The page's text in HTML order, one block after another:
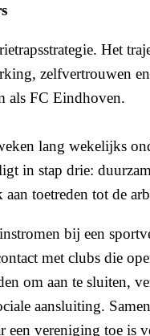
Het
zelfvertrouwen
als FC Eindhoven.
lang wekelijks
in stap drie:
toetreden tot de
bij een
met clubs die
om aan te sluiten,
aansluiting.
een vereniging toe is